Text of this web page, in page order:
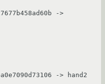
->
-> hand2